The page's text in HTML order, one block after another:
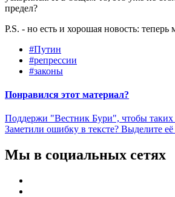
предел?
P.S. - но есть и хорошая новость:
#Путин
#репрессии
#законы
Понравился этот материал?
Поддержи "Вестник Бури", чтобы
Заметили ошибку в тексте? Выделите
Мы в социальных сетях